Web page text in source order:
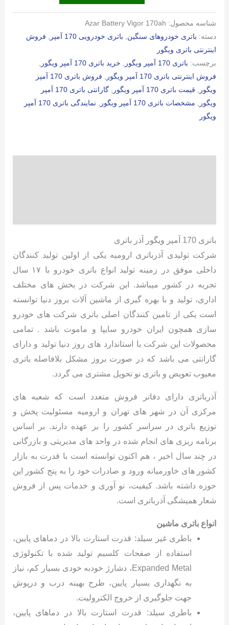
آمپر
شناسه محصول: Azar Battery Vigor 170ah
دسته: باتری خودروهای سنگین, باتری خودرویی 170 آمپر , فروش
اینترنتی باتری ویگور
برچسب: باتری 170 آمپر ویگور , خرید باتری 170 آمپر ویگور
,
فروش اینترنتی باتری 170 آمپر ویگور
,
فروش باتری 170 آمپر
ویگور , قیمت باتری 170 آمپر ویگور ,
گارانتی باتری 170 آمپر
ویگور , مشخصات باتری 170 آمپر ویگور ,
نمایندگی باتری 170 آمپر
ویگور
باتری 170 آمپر ویگور آذر باتری
شرکت تولیدی آذرباتری ارومیه یکی از اولین تولید کنندگان
داخلی موفق در زمینه تولید انواع باتری خودرو با ۱۷ سال
تجربه در کشور میباشد. این شرکت در بخش های مختلف
اداری، تولید و با بهره گیری از ماشین آلات بروز دنیا توانسته
است یکی از تامین کنندگان اصلی باتری شرکت های خودرو
سازی همچون ایران خودرو سایپا و ماموت باشد . تمامی
محصولات این شرکت با استاندارد های روز دنیا تولید و دارای
گارانتی می باشد که در صورت بروز مشکل بلافاصله باتری
معیوب تعویض و باتری نو تحویل مشتری می گردد.
آذرباتری دارای دفاتر فروش متعدد است که شعبه های
مرکزی آن در شهر های تهران و ارومیه مسئولیت پخش و
توزیع باتری در سراسر کشور را بر عهده دارند. بر اساس
برنامه ریزی های انجام شده در واحد های مدیریتی و بازرگانی
در چند سال اخیر ، هم اکنون توانسته است با قدرت به بازار
کشور های خاورمیانه ورود و صادرات خود را به پنج کشور این
حوزه داشته باشد. کیفیت، نو آوری و خدمات پس از فروش
شعار همیشگی آذرباتری است.
انواع باتری ماشین
باطری غیر سیلد: قدرت استارت بالا در دماهای پایین،
استفاده از صفحات کلسیم تولید شده با تکنولوژی
Expanded Metal، دشارژ خودبه خودی بسیار کم، نیاز
به نگهداری بسیار پایین، طرح بهینه درب و درپوش
جهت جلوگیری از خروج الکترولیت.
باطری سیلد: قدرت استارت بالا در دماهای پایین،